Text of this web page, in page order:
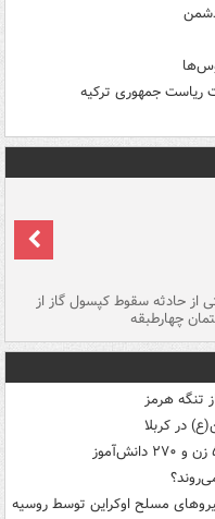
ریاست جمهوری ترکیه
از حادثه سقوط کپسول گاز از
چهارطبقه
تنگه هرمز
در کربلا
مسلح اوکراین توسط روسیه